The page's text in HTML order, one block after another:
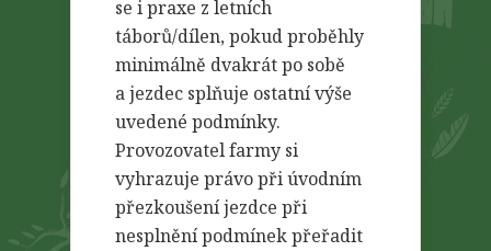
se i praxe z letních
táborů/dílen, pokud proběhly
minimálně dvakrát po sobě
a jezdec splňuje ostatní výše
uvedené podmínky.
Provozovatel farmy si
vyhrazuje právo při úvodním
přezkoušení jezdce při
nesplnění podmínek přeřadit